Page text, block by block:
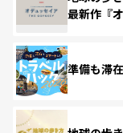
最新作『
準備も滞